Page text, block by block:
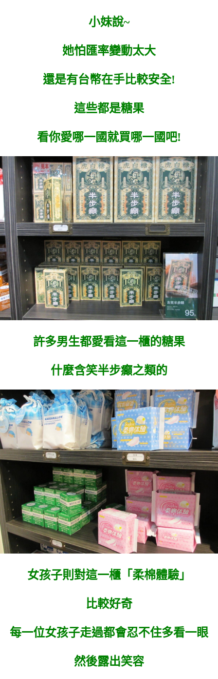
小妹說~
她怕匯率變動太大
還是有台幣在手比較安全!
這些都是糖果
看你愛哪一國就買哪一國吧!
許多男生都愛看這一櫃的糖果
什麼含笑半步癲之類的
女孩子則對這一櫃「柔棉體驗」
比較好奇
每一位女孩子走過都會忍不住多看一眼
然後露出笑容